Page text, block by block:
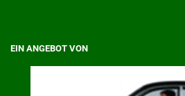
EIN ANGEBOT VON